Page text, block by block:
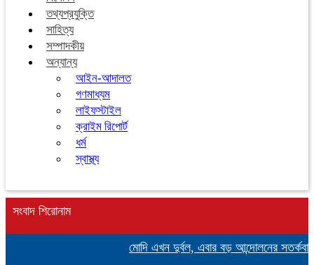
তথ্যপ্রযুক্তি
সাহিত্য
সম্পাদকীয়
অন্যান্য
আইন-আদালত
গণমাধ্যম
লাইফস্টাইল
ক্রাইম রিপোর্ট
ধর্ম
স্বাস্থ্য
সংবাদ শিরোনাম
মোদি এখন দুর্বল, এবার বড় আন্দোলনের সতর্কবার্তা